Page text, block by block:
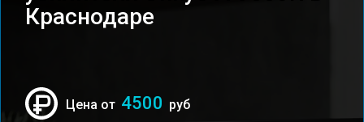
Краснодаре
Цена от 4500 руб